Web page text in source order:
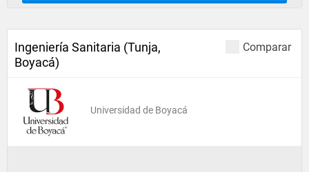
Comparar
Ingeniería Sanitaria (Tunja,
Boyacá)
Universidad de Boyacá